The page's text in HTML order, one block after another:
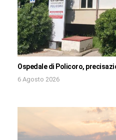
Ospedale di Policoro,
6 Agosto 2026